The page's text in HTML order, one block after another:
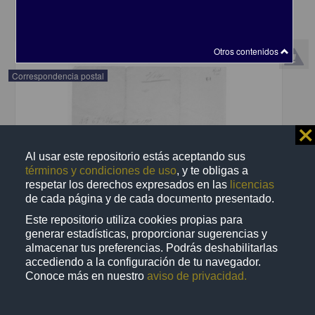
Al usar este repositorio estás aceptando sus
términos y condiciones de uso, y te obligas a
respetar los derechos expresados en las licencias
de cada página y de cada documento presentado.
Este repositorio utiliza cookies propias para
generar estadísticas, proporcionar sugerencias y
almacenar tus preferencias. Podrás deshabilitarlas
accediendo a la configuración de tu navegador.
Conoce más en nuestro aviso de privacidad.
⨯
Correspondencia postal
Recomienda José Lopp a Jesús Duarte
Otros contenidos